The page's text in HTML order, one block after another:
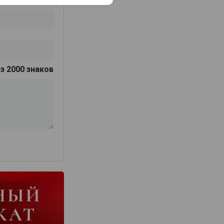
2000 знаков